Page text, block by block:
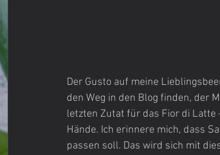
Der Gusto auf meine
den Weg in den Blog finden, der
letzten Zutat für das Fior di Latte
Hände. Ich erinnere mich, dass
passen soll. Das wird sich mit